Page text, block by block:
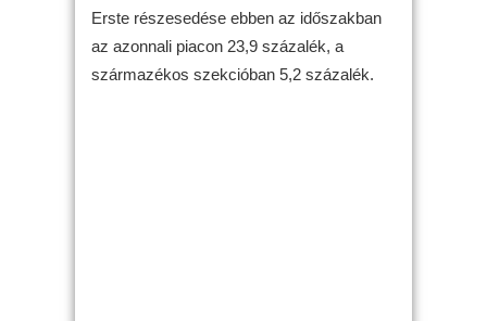
Erste részesedése ebben az időszakban
az azonnali piacon 23,9 százalék, a
származékos szekcióban 5,2 százalék.